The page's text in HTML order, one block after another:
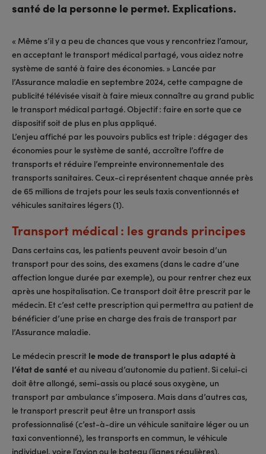
santé de la personne le permet. Explications.
« Même s’il y a peu de chances que vous y rencontriez l’amour,
en acceptant le transport médical partagé, vous aidez notre
système de santé à faire des économies. » Lancée par
l’Assurance maladie en septembre 2024, cette campagne de
publicité télévisée visait à faire mieux connaître au grand public
le transport médical partagé. Objectif : faire en sorte que ce
dispositif soit de plus en plus appliqué.
L’enjeu affiché par les pouvoirs publics est triple : dégager des
économies pour le système de santé, accroître l’offre de
transports et réduire l’empreinte environnementale des
transports sanitaires. Ceux-ci représentent chaque année près
de 65 millions de trajets pour les seuls taxis conventionnés et
véhicules sanitaires légers (1).
Transport médical : les grands principes
Dans certains cas, les patients peuvent avoir besoin d’un
transport pour des soins, des examens (dans le cadre d’une
affection longue durée par exemple), ou pour rentrer chez eux
après une hospitalisation. Ce transport doit être prescrit par le
médecin. Et c’est cette prescription qui permettra au patient de
bénéficier d’une prise en charge des frais de transport par
l’Assurance maladie.
Le médecin prescrit le mode de transport le plus adapté à
l’état de santéet au niveau d’autonomie du patient. Si celui-ci
doit être allongé, semi-assis ou placé sous oxygène, un
transport par ambulance s’imposera. Mais dans d’autres cas,
le transport prescrit peut être un transport assis
professionnalisé (c’est-à-dire un véhicule sanitaire léger ou un
taxi conventionné), les transports en commun, le véhicule
individuel, voire l’avion ou le bateau (lignes régulières).